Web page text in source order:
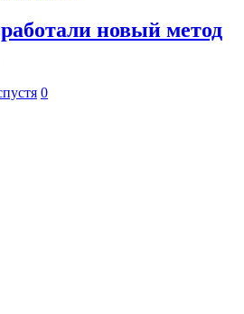
новый метод
0